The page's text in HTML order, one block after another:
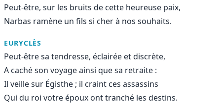
Peut-être, sur les bruits de cette heureuse paix,
Narbas ramène un fils si cher à nos souhaits.
EURYCLÈS
Peut-être sa tendresse, éclairée et discrète,
A caché son voyage ainsi que sa retraite :
Il veille sur Égisthe ; il craint ces assassins
Qui du roi votre époux ont tranché les destins.